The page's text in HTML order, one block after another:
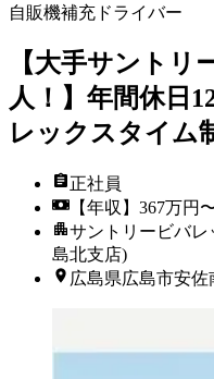
自販機補充ドライバー
【大手サントリ
人！】年間休日
レックスタイム
正社員
【年収】367万円
サントリービバ
島北支店)
広島県広島市安佐